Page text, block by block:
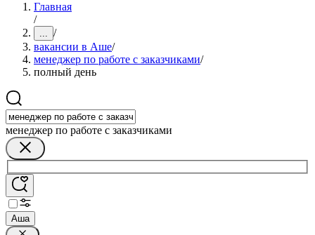
Главная
/
... /
вакансии в Аше/
менеджер по работе с заказчиками/
полный день
менеджер по работе с заказчиками
Аша